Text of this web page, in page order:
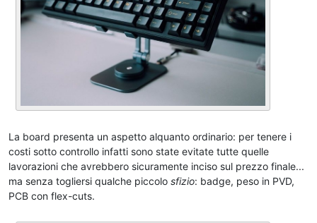
La board presenta un aspetto alquanto ordinario: per tenere i
costi sotto controllo infatti sono state evitate tutte quelle
lavorazioni che avrebbero sicuramente inciso sul prezzo finale...
ma senza togliersi qualche piccolo sfizio: badge, peso in PVD,
PCB con flex-cuts.